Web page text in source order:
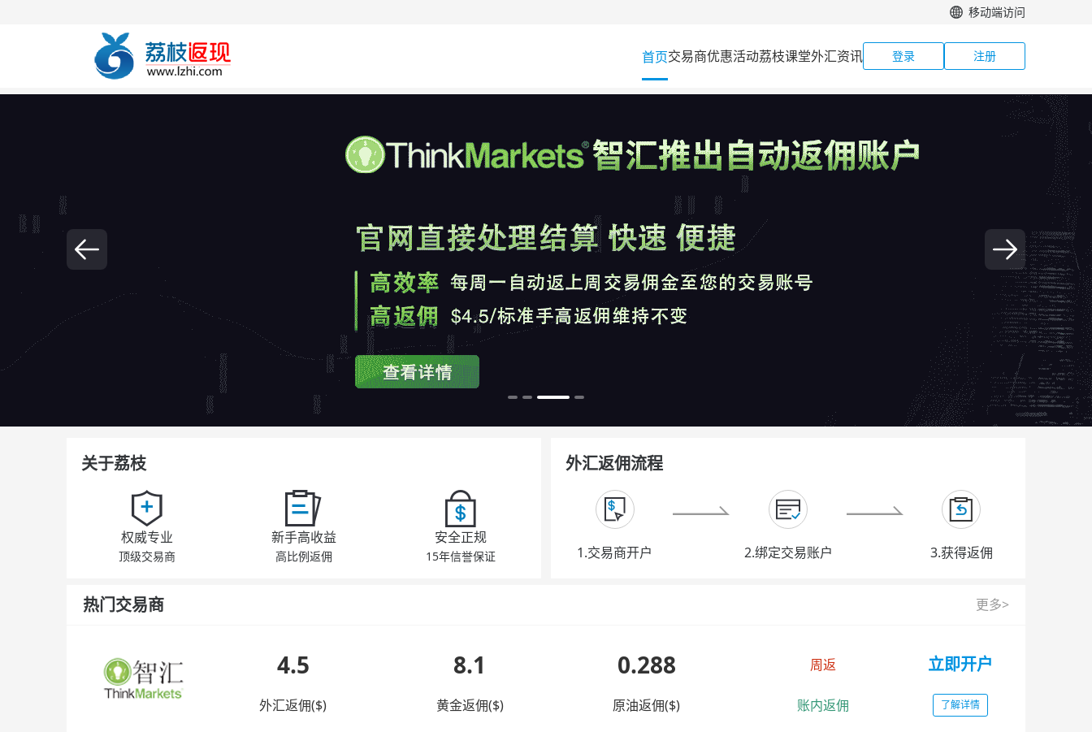
移动端访问
首页交易商优惠活动荔枝课堂外汇资讯 登录 注册
关于荔枝
权威专业
顶级交易商
新手高收益
高比例返佣
安全正规
15年信誉保证
外汇返佣流程
1.交易商开户 2.绑定交易账户 3.获得返佣
热门交易商 更多>
4.5
外汇返佣($)
8.1
黄金返佣($)
0.288
原油返佣($)
周返
账内返佣
立即开户
了解详情